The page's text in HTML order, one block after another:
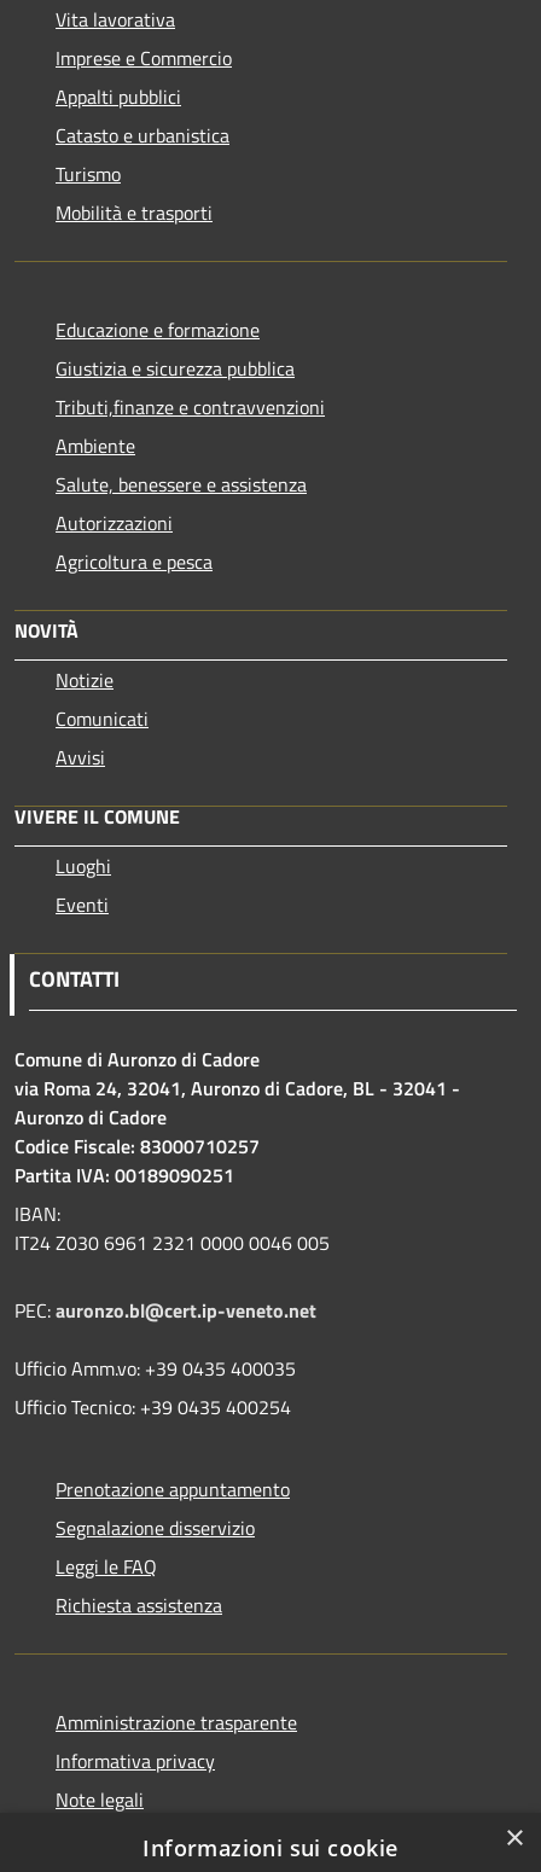
Vita lavorativa
Imprese e Commercio
Appalti pubblici
Catasto e urbanistica
Turismo
Mobilità e trasporti
Educazione e formazione
Giustizia e sicurezza pubblica
Tributi,finanze e contravvenzioni
Ambiente
Salute, benessere e assistenza
Autorizzazioni
Agricoltura e pesca
NOVITÀ
Notizie
Comunicati
Avvisi
VIVERE IL COMUNE
Luoghi
Eventi
CONTATTI
Comune di Auronzo di Cadore
via Roma 24, 32041, Auronzo di Cadore, BL - 32041 -
Auronzo di Cadore
Codice Fiscale: 83000710257
Partita IVA: 00189090251
IBAN:
IT24 Z030 6961 2321 0000 0046 005
PEC:auronzo.bl@cert.ip-veneto.net
Ufficio Amm.vo: +39 0435 400035
Ufficio Tecnico: +39 0435 400254
Prenotazione appuntamento
Segnalazione disservizio
Leggi le FAQ
Richiesta assistenza
Amministrazione trasparente
Informativa privacy
Note legali
Dichiarazione di accessibilità
×
Informazioni sui cookie